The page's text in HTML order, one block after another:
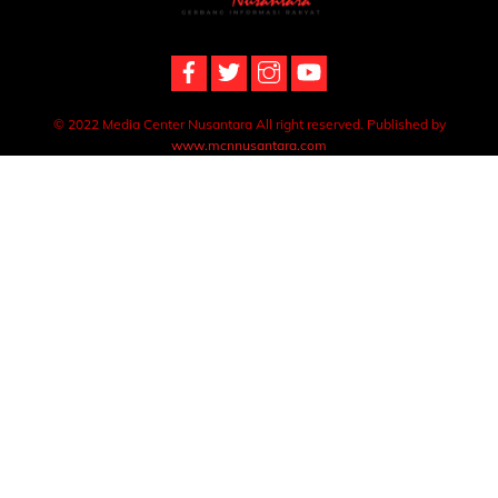
To
© 2022 Media Center Nusantara All right reserved. Published by
www.mcnnusantara.com